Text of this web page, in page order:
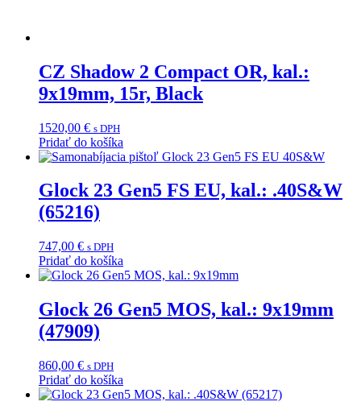
CZ Shadow 2 Compact OR, kal.:
9x19mm, 15r, Black
1520,00 € s DPH
Pridať do košíka
Glock 23 Gen5 FS EU, kal.: .40S&W
(65216)
747,00 € s DPH
Pridať do košíka
Glock 26 Gen5 MOS, kal.: 9x19mm
(47909)
860,00 € s DPH
Pridať do košíka